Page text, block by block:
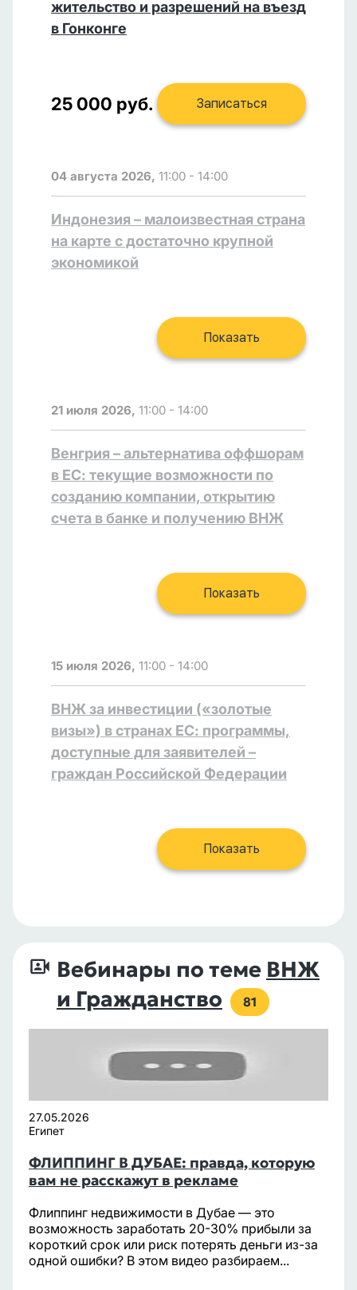
жительство и разрешений на въезд
в Гонконге
25 000 руб. Записаться
04 августа 2026, 11:00 - 14:00
Индонезия – малоизвестная страна
на карте с достаточно крупной
экономикой
Показать
21 июля 2026, 11:00 - 14:00
Венгрия – альтернатива оффшорам
в ЕС: текущие возможности по
созданию компании, открытию
счета в банке и получению ВНЖ
Показать
15 июля 2026, 11:00 - 14:00
ВНЖ за инвестиции («золотые
визы») в странах ЕС: программы,
доступные для заявителей –
граждан Российской Федерации
Показать
Вебинары по теме ВНЖ
и Гражданство
81
27.05.2026
Египет
ФЛИППИНГ В ДУБАЕ: правда, которую
вам не расскажут в рекламе
Флиппинг недвижимости в Дубае — это
возможность заработать 20-30% прибыли за
короткий срок или риск потерять деньги из-за
одной ошибки? В этом видео разбираем...